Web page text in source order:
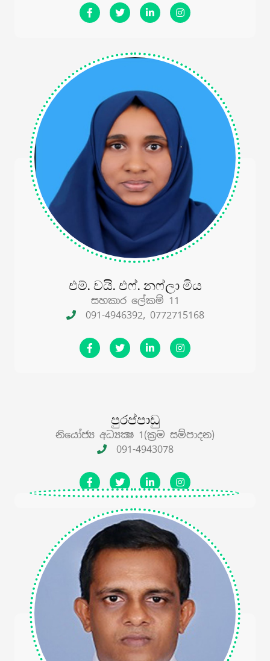
එම්. වයි. එෆ්. නෆ්ලා මිය
සහකාර ලේකම් 11
091-4946392, 0772715168
පුරප්පාඩු
නියෝජ්‍ය අධ්‍යක්‍ෂ 1(ක්‍රම සම්පාදන)
091-4943078